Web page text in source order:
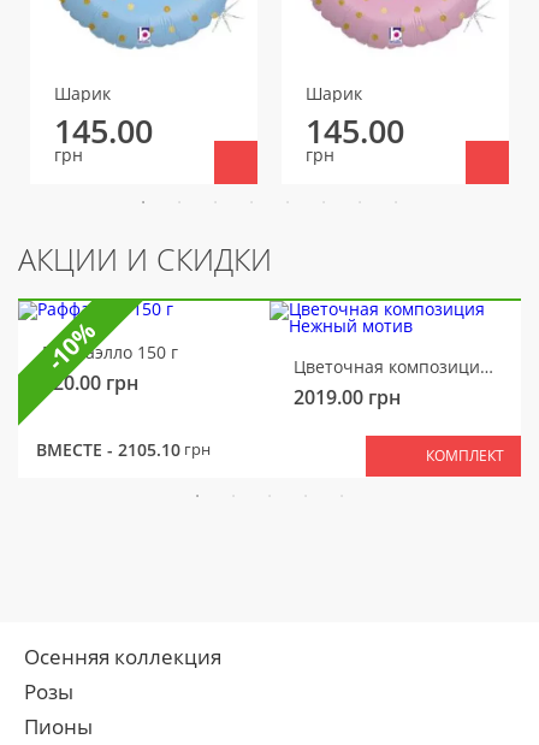
Шарик
145.00
грн
Шарик
145.00
грн
АКЦИИ И СКИДКИ
Раффаэлло 150 г
320.00 грн
Цветочная композиция Нежный мотив
2019.00 грн
ВМЕСТЕ - 2105.10 грн КОМПЛЕКТ
-10%
Осенняя коллекция
Розы
Пионы